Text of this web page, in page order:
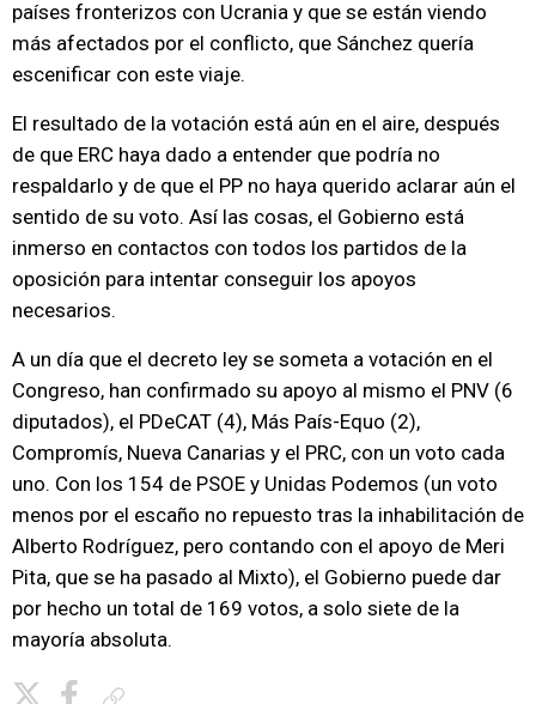
países fronterizos con Ucrania y que se están viendo
más afectados por el conflicto, que Sánchez quería
escenificar con este viaje.
El resultado de la votación está aún en el aire, después
de que ERC haya dado a entender que podría no
respaldarlo y de que el PP no haya querido aclarar aún el
sentido de su voto. Así las cosas, el Gobierno está
inmerso en contactos con todos los partidos de la
oposición para intentar conseguir los apoyos
necesarios.
A un día que el decreto ley se someta a votación en el
Congreso, han confirmado su apoyo al mismo el PNV (6
diputados), el PDeCAT (4), Más País-Equo (2),
Compromís, Nueva Canarias y el PRC, con un voto cada
uno. Con los 154 de PSOE y Unidas Podemos (un voto
menos por el escaño no repuesto tras la inhabilitación de
Alberto Rodríguez, pero contando con el apoyo de Meri
Pita, que se ha pasado al Mixto), el Gobierno puede dar
por hecho un total de 169 votos, a solo siete de la
mayoría absoluta.